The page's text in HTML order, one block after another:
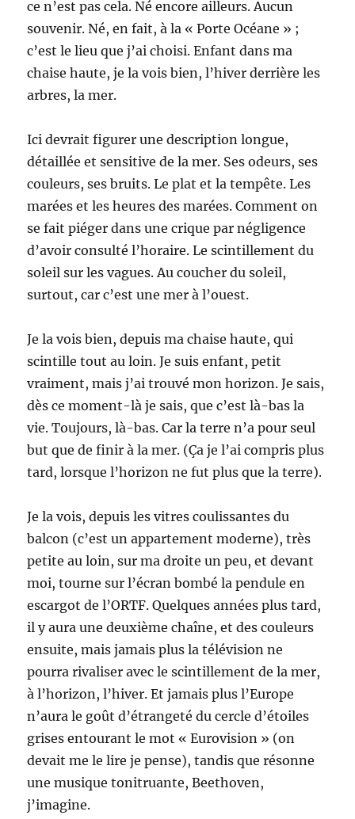
ce n’est pas cela. Né encore ailleurs. Aucun
souvenir. Né, en fait, à la « Porte Océane » ;
c’est le lieu que j’ai choisi. Enfant dans ma
chaise haute, je la vois bien, l’hiver derrière les
arbres, la mer.
Ici devrait figurer une description longue,
détaillée et sensitive de la mer. Ses odeurs, ses
couleurs, ses bruits. Le plat et la tempête. Les
marées et les heures des marées. Comment on
se fait piéger dans une crique par négligence
d’avoir consulté l’horaire. Le scintillement du
soleil sur les vagues. Au coucher du soleil,
surtout, car c’est une mer à l’ouest.
Je la vois bien, depuis ma chaise haute, qui
scintille tout au loin. Je suis enfant, petit
vraiment, mais j’ai trouvé mon horizon. Je sais,
dès ce moment-là je sais, que c’est là-bas la
vie. Toujours, là-bas. Car la terre n’a pour seul
but que de finir à la mer. (Ça je l’ai compris plus
tard, lorsque l’horizon ne fut plus que la terre).
Je la vois, depuis les vitres coulissantes du
balcon (c’est un appartement moderne), très
petite au loin, sur ma droite un peu, et devant
moi, tourne sur l’écran bombé la pendule en
escargot de l’ORTF. Quelques années plus tard,
il y aura une deuxième chaîne, et des couleurs
ensuite, mais jamais plus la télévision ne
pourra rivaliser avec le scintillement de la mer,
à l’horizon, l’hiver. Et jamais plus l’Europe
n’aura le goût d’étrangeté du cercle d’étoiles
grises entourant le mot « Eurovision » (on
devait me le lire je pense), tandis que résonne
une musique tonitruante, Beethoven,
j’imagine.